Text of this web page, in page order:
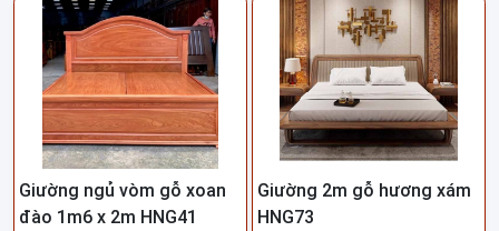
Giường ngủ vòm gỗ xoan
đào 1m6 x 2m HNG41
Giường 2m gỗ hương xám
HNG73